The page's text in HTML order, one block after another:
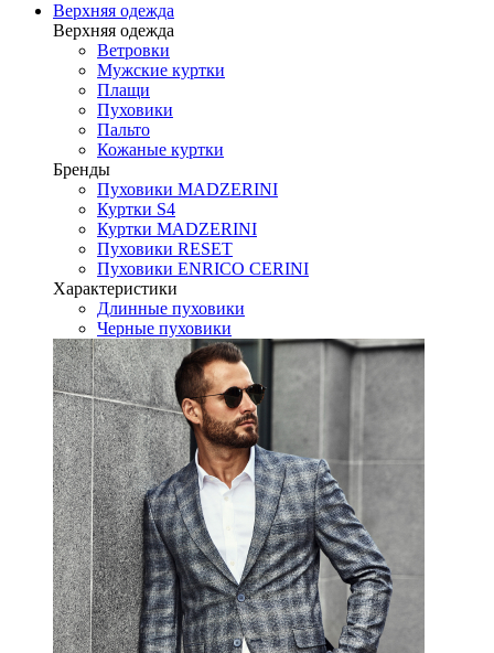
Верхняя одежда
Верхняя одежда
Ветровки
Мужские куртки
Плащи
Пуховики
Пальто
Кожаные куртки
Бренды
Пуховики MADZERINI
Куртки S4
Куртки MADZERINI
Пуховики RESET
Пуховики ENRICO CERINI
Характеристики
Длинные пуховики
Черные пуховики